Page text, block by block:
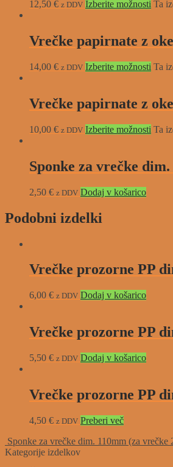
12,50 € z DDV Izberite možnosti Ta
Vrečke papirnate z
14,00 € z DDV Izberite možnosti Ta
Vrečke papirnate z
10,00 € z DDV Izberite možnosti Ta
Sponke za vrečke
2,50 € z DDV Dodaj v košarico
Podobni izdelki
Vrečke prozorne PP
6,00 € z DDV Dodaj v košarico
Vrečke prozorne PP
5,50 € z DDV Dodaj v košarico
Vrečke prozorne PP
4,50 € z DDV Preberi več
Sponke za vrečke dim. 110mm (za
Kategorije izdelkov